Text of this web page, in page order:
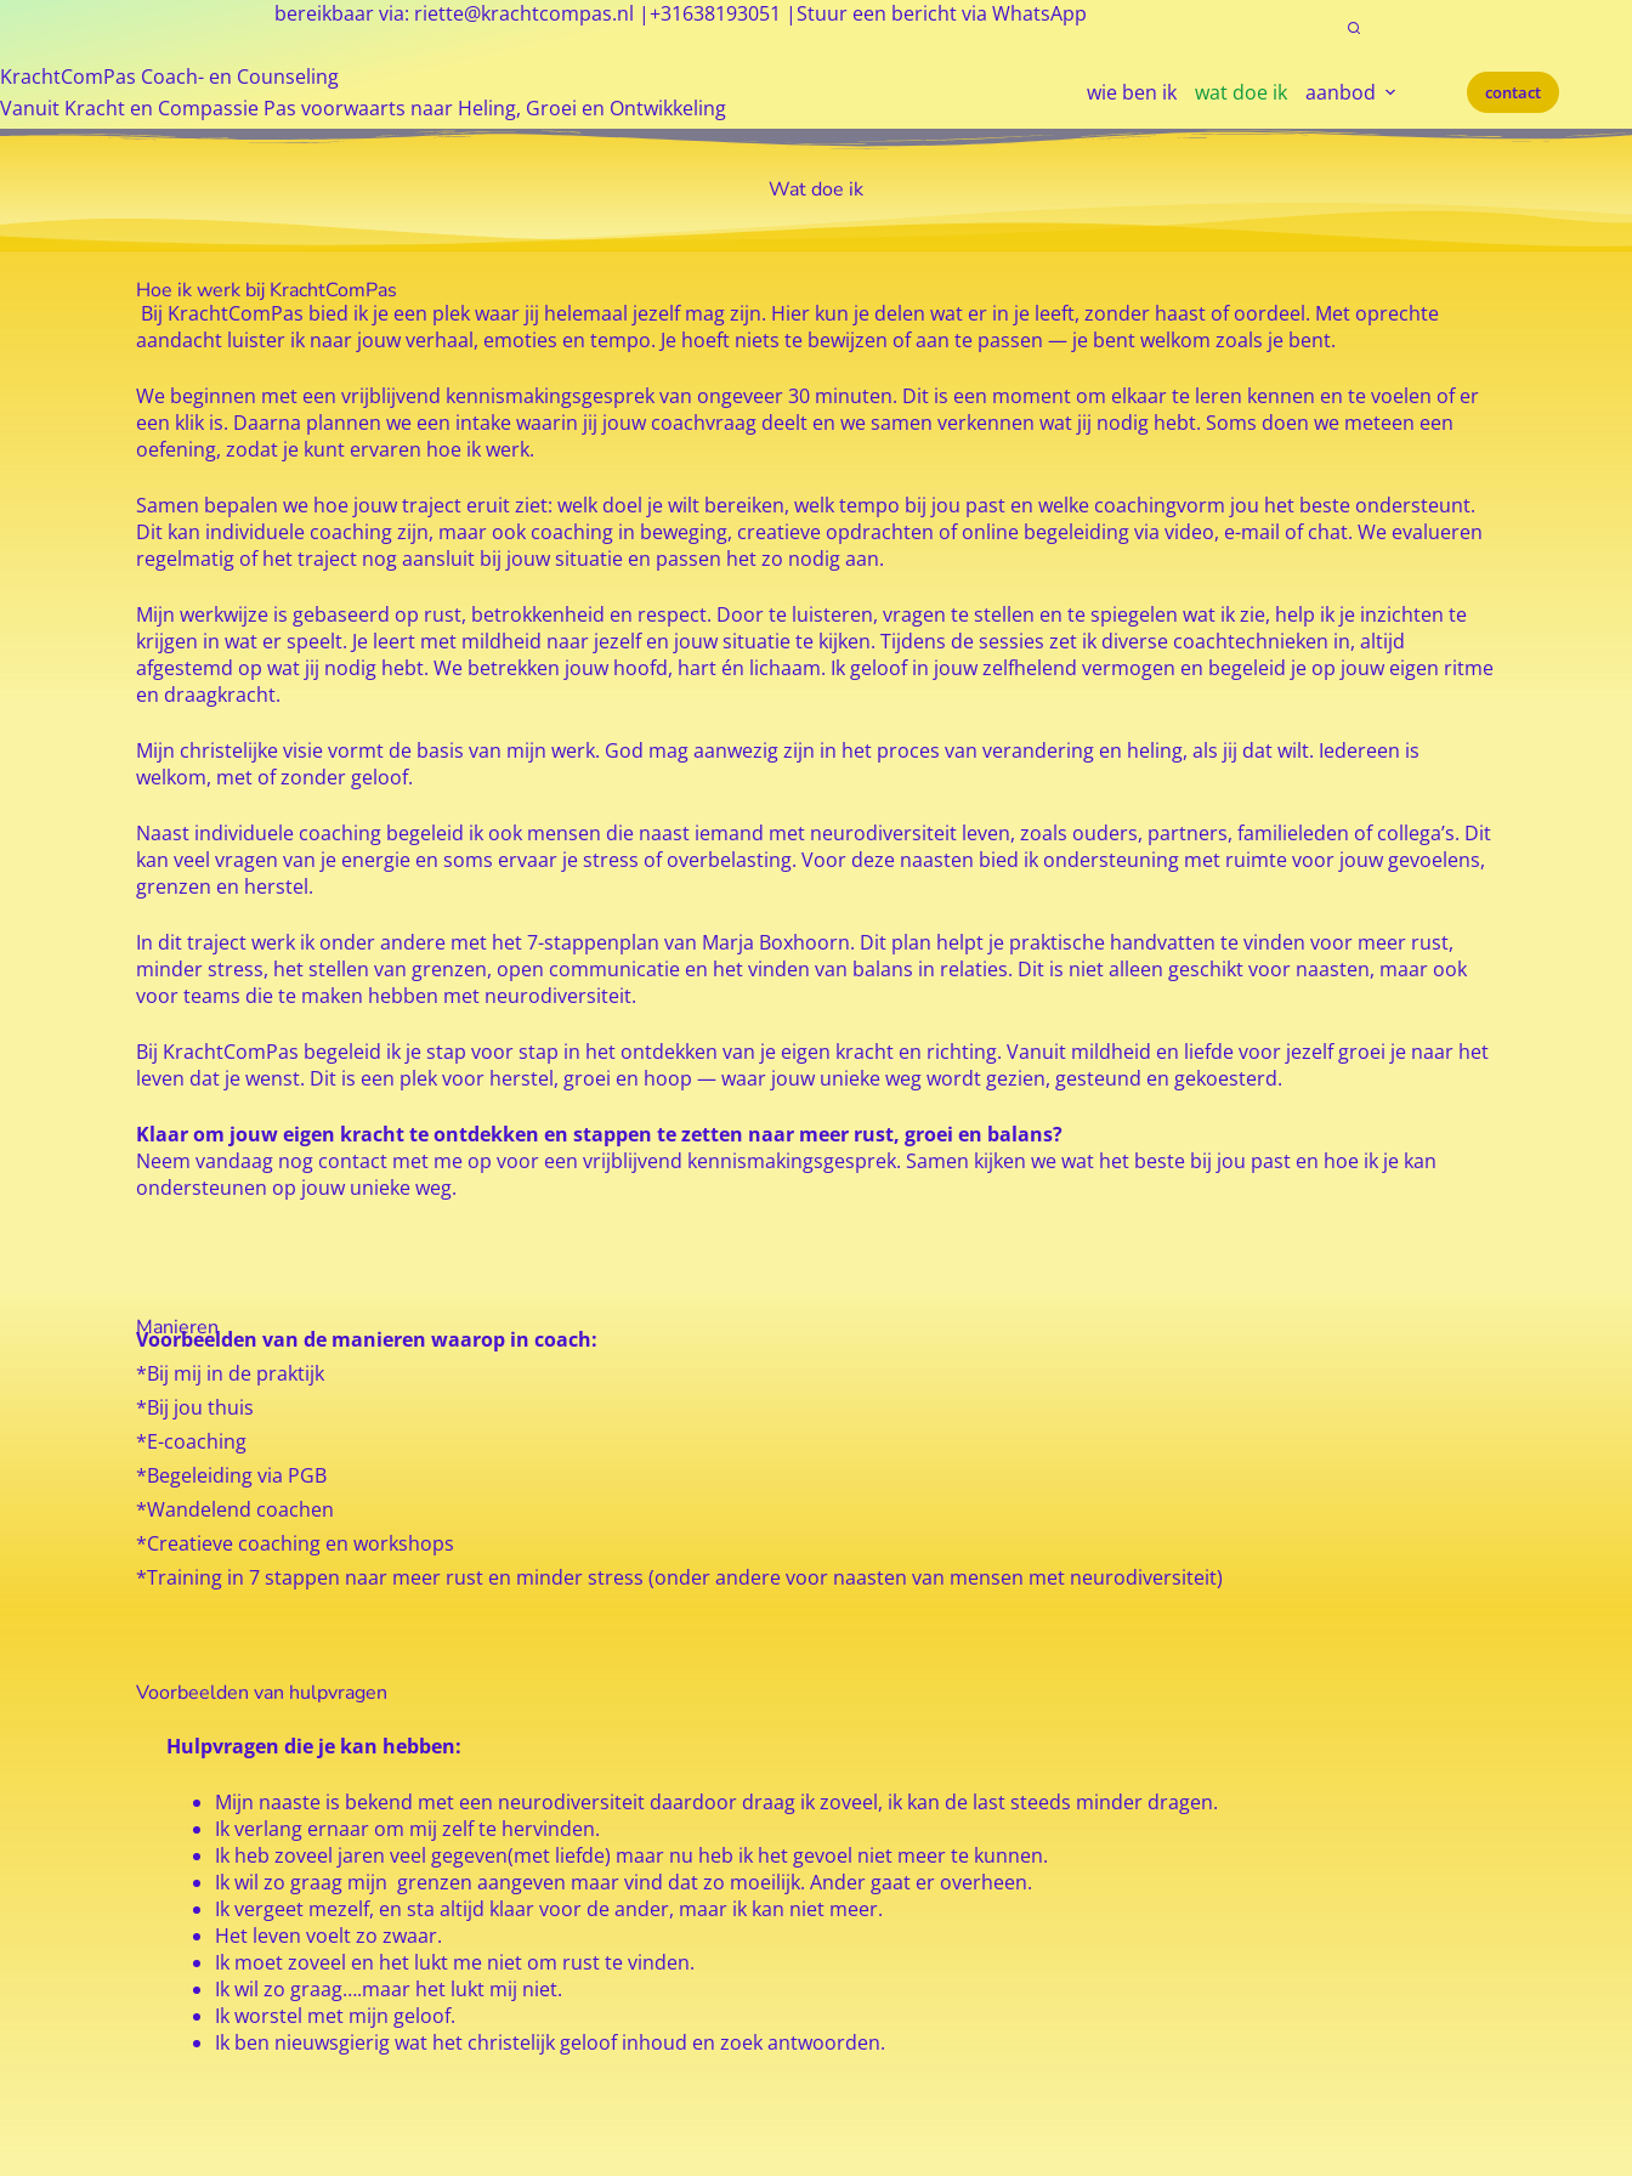
bereikbaar via: riette@krachtcompas.nl |+31638193051 |Stuur een bericht via WhatsApp
KrachtComPas Coach- en Counseling
Vanuit Kracht en Compassie Pas voorwaarts naar Heling, Groei en Ontwikkeling
wie ben ik wat doe ik aanbod contact
Wat doe ik
Hoe ik werk bij KrachtComPas
Bij KrachtComPas bied ik je een plek waar jij helemaal jezelf mag zijn. Hier kun je delen wat er in je leeft, zonder haast of oordeel. Met oprechte
aandacht luister ik naar jouw verhaal, emoties en tempo. Je hoeft niets te bewijzen of aan te passen — je bent welkom zoals je bent.
We beginnen met een vrijblijvend kennismakingsgesprek van ongeveer 30 minuten. Dit is een moment om elkaar te leren kennen en te voelen of er
een klik is. Daarna plannen we een intake waarin jij jouw coachvraag deelt en we samen verkennen wat jij nodig hebt. Soms doen we meteen een
oefening, zodat je kunt ervaren hoe ik werk.
Samen bepalen we hoe jouw traject eruit ziet: welk doel je wilt bereiken, welk tempo bij jou past en welke coachingvorm jou het beste ondersteunt.
Dit kan individuele coaching zijn, maar ook coaching in beweging, creatieve opdrachten of online begeleiding via video, e-mail of chat. We evalueren
regelmatig of het traject nog aansluit bij jouw situatie en passen het zo nodig aan.
Mijn werkwijze is gebaseerd op rust, betrokkenheid en respect. Door te luisteren, vragen te stellen en te spiegelen wat ik zie, help ik je inzichten te
krijgen in wat er speelt. Je leert met mildheid naar jezelf en jouw situatie te kijken. Tijdens de sessies zet ik diverse coachtechnieken in, altijd
afgestemd op wat jij nodig hebt. We betrekken jouw hoofd, hart én lichaam. Ik geloof in jouw zelfhelend vermogen en begeleid je op jouw eigen ritme
en draagkracht.
Mijn christelijke visie vormt de basis van mijn werk. God mag aanwezig zijn in het proces van verandering en heling, als jij dat wilt. Iedereen is
welkom, met of zonder geloof.
Naast individuele coaching begeleid ik ook mensen die naast iemand met neurodiversiteit leven, zoals ouders, partners, familieleden of collega’s. Dit
kan veel vragen van je energie en soms ervaar je stress of overbelasting. Voor deze naasten bied ik ondersteuning met ruimte voor jouw gevoelens,
grenzen en herstel.
In dit traject werk ik onder andere met het 7-stappenplan van Marja Boxhoorn. Dit plan helpt je praktische handvatten te vinden voor meer rust,
minder stress, het stellen van grenzen, open communicatie en het vinden van balans in relaties. Dit is niet alleen geschikt voor naasten, maar ook
voor teams die te maken hebben met neurodiversiteit.
Bij KrachtComPas begeleid ik je stap voor stap in het ontdekken van je eigen kracht en richting. Vanuit mildheid en liefde voor jezelf groei je naar het
leven dat je wenst. Dit is een plek voor herstel, groei en hoop — waar jouw unieke weg wordt gezien, gesteund en gekoesterd.
Klaar om jouw eigen kracht te ontdekken en stappen te zetten naar meer rust, groei en balans?
Neem vandaag nog contact met me op voor een vrijblijvend kennismakingsgesprek. Samen kijken we wat het beste bij jou past en hoe ik je kan
ondersteunen op jouw unieke weg.
Manieren
Voorbeelden van de manieren waarop in coach:
*Bij mij in de praktijk
*Bij jou thuis
*E-coaching
*Begeleiding via PGB
*Wandelend coachen
*Creatieve coaching en workshops
*Training in 7 stappen naar meer rust en minder stress (onder andere voor naasten van mensen met neurodiversiteit)
Voorbeelden van hulpvragen
Hulpvragen die je kan hebben:
Mijn naaste is bekend met een neurodiversiteit daardoor draag ik zoveel, ik kan de last steeds minder dragen.
Ik verlang ernaar om mij zelf te hervinden.
Ik heb zoveel jaren veel gegeven(met liefde) maar nu heb ik het gevoel niet meer te kunnen.
Ik wil zo graag mijn grenzen aangeven maar vind dat zo moeilijk. Ander gaat er overheen.
Ik vergeet mezelf, en sta altijd klaar voor de ander, maar ik kan niet meer.
Het leven voelt zo zwaar.
Ik moet zoveel en het lukt me niet om rust te vinden.
Ik wil zo graag….maar het lukt mij niet.
Ik worstel met mijn geloof.
Ik ben nieuwsgierig wat het christelijk geloof inhoud en zoek antwoorden.